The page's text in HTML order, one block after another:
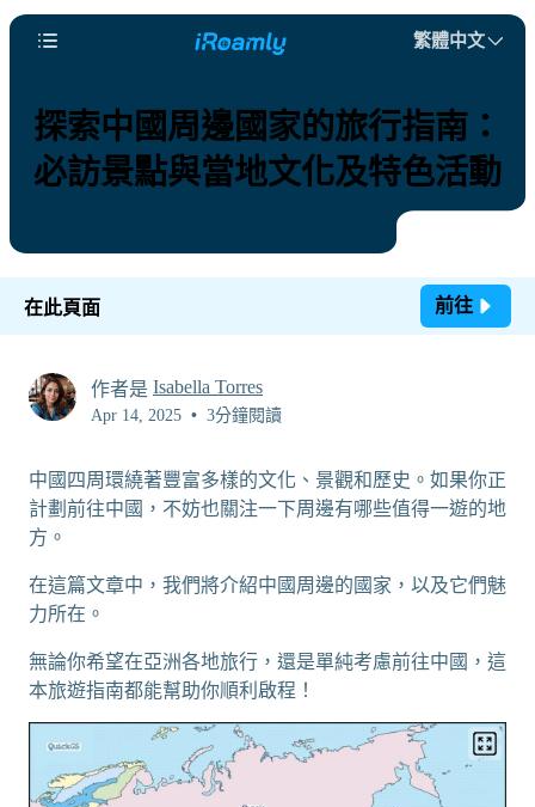
繁體中文
探索中國周邊國家的旅行指南：
必訪景點與當地文化及特色活動
在此頁面 前往
作者是 Isabella Torres
Apr 14, 2025 • 3分鐘閱讀
中國四周環繞著豐富多樣的文化、景觀和歷史。如果你正
計劃前往中國，不妨也關注一下周邊有哪些值得一遊的地
方。
在這篇文章中，我們將介紹中國周邊的國家，以及它們魅
力所在。
無論你希望在亞洲各地旅行，還是單純考慮前往中國，這
本旅遊指南都能幫助你順利啟程！